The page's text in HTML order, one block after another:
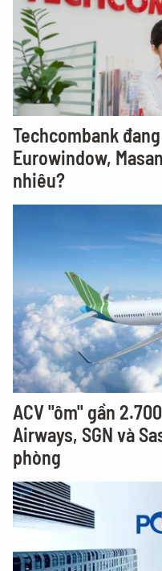
Techcombank
Eurowindow,
nhiêu?
ACV "ôm" gần
Airways, SGN và
phòng